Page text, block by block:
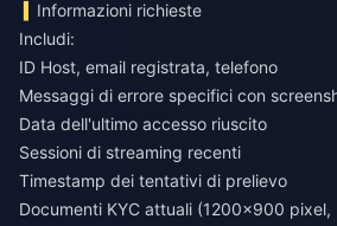
Informazioni richieste
Includi:
ID Host, email registrata, telefono
Messaggi di errore specifici con
Data dell'ultimo accesso riuscito
Sessioni di streaming recenti
Timestamp dei tentativi di prelievo
Documenti KYC attuali (1200x900 pixel,